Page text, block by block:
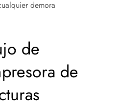
demora
de
de